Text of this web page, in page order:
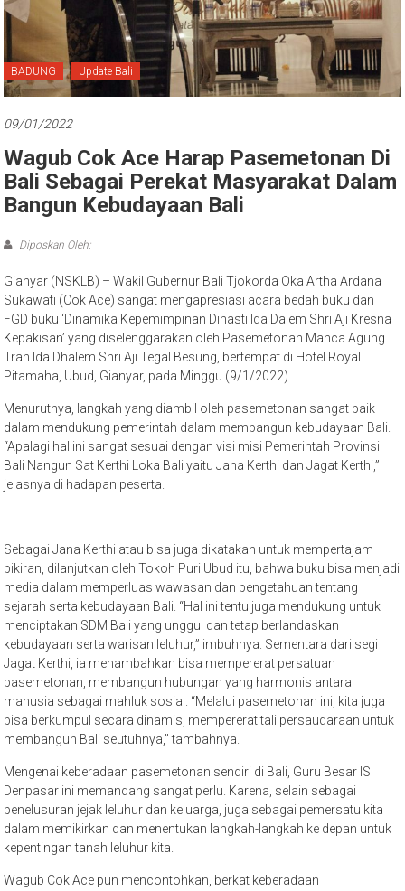
Bali
BADUNG Update Bali
09/01/2022
Wagub Cok Ace Harap Pasemetonan Di
Bali Sebagai Perekat Masyarakat Dalam
Bangun Kebudayaan Bali
Diposkan Oleh:
Gianyar (NSKLB) – Wakil Gubernur Bali Tjokorda Oka Artha Ardana
Sukawati (Cok Ace) sangat mengapresiasi acara bedah buku dan
FGD buku ‘Dinamika Kepemimpinan Dinasti Ida Dalem Shri Aji Kresna
Kepakisan’ yang diselenggarakan oleh Pasemetonan Manca Agung
Trah Ida Dhalem Shri Aji Tegal Besung, bertempat di Hotel Royal
Pitamaha, Ubud, Gianyar, pada Minggu (9/1/2022).
Menurutnya, langkah yang diambil oleh pasemetonan sangat baik
dalam mendukung pemerintah dalam membangun kebudayaan Bali.
“Apalagi hal ini sangat sesuai dengan visi misi Pemerintah Provinsi
Bali Nangun Sat Kerthi Loka Bali yaitu Jana Kerthi dan Jagat Kerthi,”
jelasnya di hadapan peserta.
Sebagai Jana Kerthi atau bisa juga dikatakan untuk mempertajam
pikiran, dilanjutkan oleh Tokoh Puri Ubud itu, bahwa buku bisa menjadi
media dalam memperluas wawasan dan pengetahuan tentang
sejarah serta kebudayaan Bali. “Hal ini tentu juga mendukung untuk
menciptakan SDM Bali yang unggul dan tetap berlandaskan
kebudayaan serta warisan leluhur,” imbuhnya. Sementara dari segi
Jagat Kerthi, ia menambahkan bisa mempererat persatuan
pasemetonan, membangun hubungan yang harmonis antara
manusia sebagai mahluk sosial. “Melalui pasemetonan ini, kita juga
bisa berkumpul secara dinamis, mempererat tali persaudaraan untuk
membangun Bali seutuhnya,” tambahnya.
Mengenai keberadaan pasemetonan sendiri di Bali, Guru Besar ISI
Denpasar ini memandang sangat perlu. Karena, selain sebagai
penelusuran jejak leluhur dan keluarga, juga sebagai pemersatu kita
dalam memikirkan dan menentukan langkah-langkah ke depan untuk
kepentingan tanah leluhur kita.
Wagub Cok Ace pun mencontohkan, berkat keberadaan